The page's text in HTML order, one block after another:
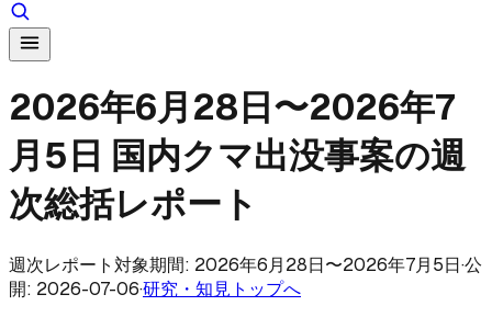
2026年6月28日〜2026年7
月5日 国内クマ出没事案の週
次総括レポート
週次レポート 対象期間: 2026年6月28日〜2026年7月5日·公
開: 2026-07-06·研究・知見トップへ